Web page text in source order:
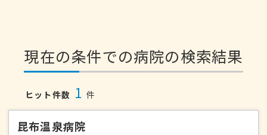
現在の条件での病院の検索結果
ヒット件数 1 件
昆布温泉病院